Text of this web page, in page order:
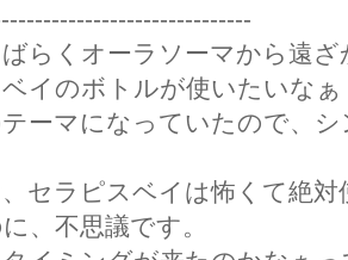
らくオーラソーマから遠
イのボトルが使いたいなぁ
ーマになっていたので、シ
セラピスベイは怖くて絶
、不思議です。